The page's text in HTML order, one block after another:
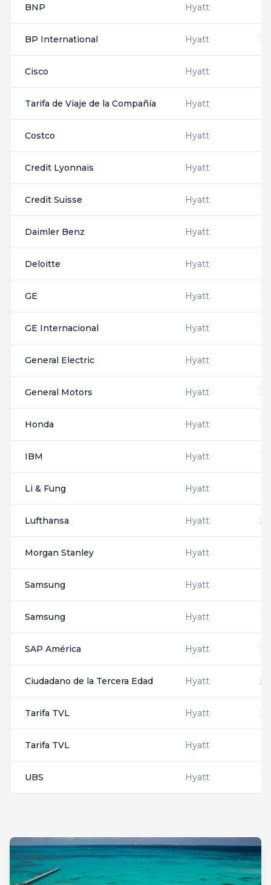
BNP Hyatt
BP International Hyatt
Cisco Hyatt
Tarifa de Viaje de la Compañía Hyatt
Costco Hyatt
Credit Lyonnais Hyatt
Credit Suisse Hyatt
Daimler Benz Hyatt
Deloitte Hyatt
GE Hyatt
GE Internacional Hyatt
General Electric Hyatt
General Motors Hyatt
Honda Hyatt
IBM Hyatt
Li & Fung Hyatt
Lufthansa Hyatt
Morgan Stanley Hyatt
Samsung Hyatt
Samsung Hyatt
SAP América Hyatt
Ciudadano de la Tercera Edad Hyatt
Tarifa TVL Hyatt
Tarifa TVL Hyatt
UBS Hyatt